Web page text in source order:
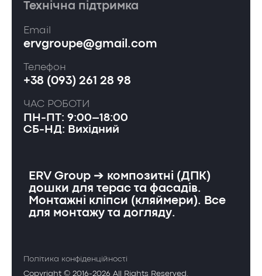
Технічна підтримка
Email
ervgroupe@gmail.com
Телефон
+38 (093) 261 28 98
ЧАС РОБОТИ
ПН-ПТ: 9:00–18:00
СБ-НД: Вихідний
ERV Group ➔ композитні (ДПК)
дошки для терас та фасадів.
Монтажні кліпси (кляймери). Все
для монтажу та догляду.
Політика конфіденційності
Copyright © 2016-2026 All Rights Reserved.